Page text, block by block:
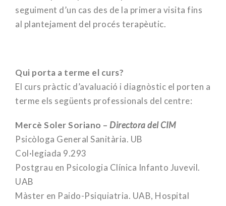
seguiment d’un cas des de la primera visita fins
al plantejament del procés terapèutic.
Qui porta a terme el curs?
El curs pràctic d’avaluació i diagnòstic el porten a
terme els següents professionals del centre:
Mercè Soler Soriano – Directora del CIM
Psicòloga General Sanitària. UB
Col·legiada 9.293
Postgrau en Psicologia Clínica Infanto Juvevil.
UAB
Màster en Paido-Psiquiatria. UAB, Hospital